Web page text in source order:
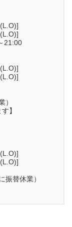
21:00
）
】
替休業）